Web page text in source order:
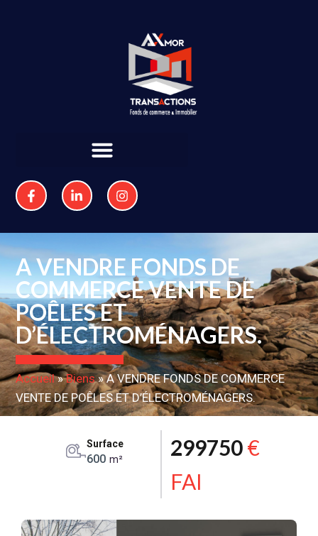
A VENDRE FONDS DE
COMMERCE VENTE DE
POÊLES ET
D’ÉLECTROMÉNAGERS.
Accueil»Biens»A VENDRE FONDS DE COMMERCE
VENTE DE POÊLES ET D’ÉLECTROMÉNAGERS.
Surface
600 m² 299750€
FAI